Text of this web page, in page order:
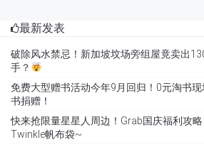
最新发表
破除风水禁忌！新加坡坟场旁组屋竟卖出
手？
免费大型赠书活动今年9月回归！0元淘书现
书捐赠！
快来抢限量星星人周边！Grab国庆福利攻
Twinkle帆布袋~